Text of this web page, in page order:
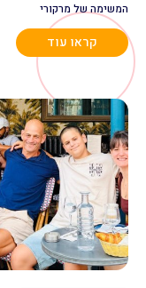
המשימה של מרקורי
קראו עוד